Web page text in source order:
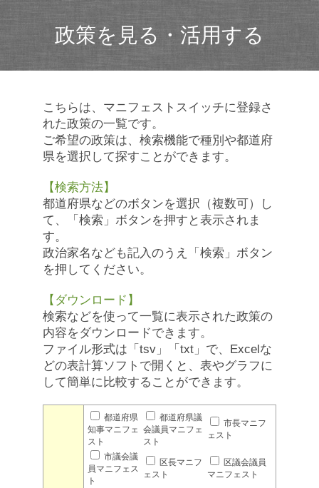
政策を見る・活用する
こちらは、マニフェストスイッチに登録さ
れた政策の一覧です。
ご希望の政策は、検索機能で種別や都道府
県を選択して探すことができます。
【検索方法】
都道府県などのボタンを選択（複数可）し
て、「検索」ボタンを押すと表示されま
す。
政治家名なども記入のうえ「検索」ボタン
を押してください。
【ダウンロード】
検索などを使って一覧に表示された政策の
内容をダウンロードできます。
ファイル形式は「tsv」「txt」で、Excelな
どの表計算ソフトで開くと、表やグラフに
して簡単に比較することができます。
都道府県
知事マニフェ
スト
都道府県議
会議員マニフェ
スト
市長マニフ
ェスト
市議会議
員マニフェス
ト
区長マニフ
ェスト
区議会議員
マニフェスト